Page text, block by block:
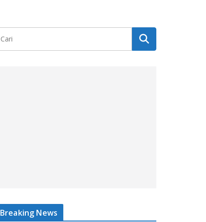
Breaking News